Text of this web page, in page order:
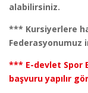
alabilirsiniz.
*** Kursiyerlere
Federasyonumuz
*** E-devlet Spor
başvuru yapılır